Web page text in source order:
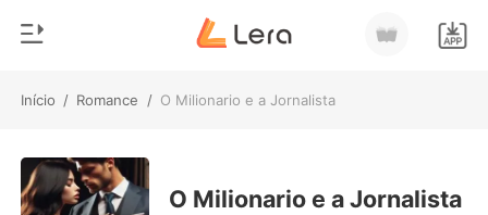
Início / Romance / O Milionario e a Jornalista
Loja
Gênero
O Milionario e a Jornalista